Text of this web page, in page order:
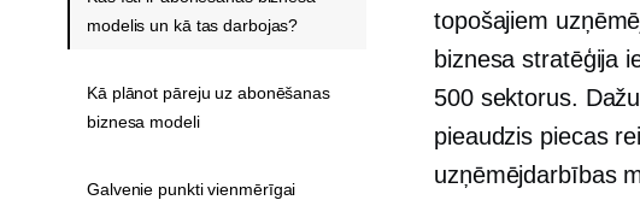
topošajiem
biznesa stratēģija
500 sektorus.
pieaudzis piecas
uzņēmējdarbības
modelis un kā tas darbojas?
Kā plānot pāreju uz abonēšanas
biznesa modeli
Galvenie punkti vienmērīgai